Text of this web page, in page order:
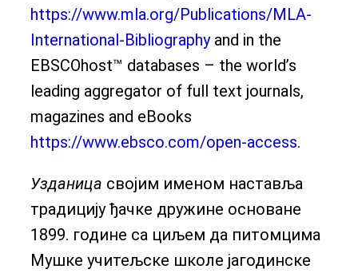
https://www.mla.org/Publications/MLA-
International-Bibliographyand in the
EBSCOhost™ databases – the world’s
leading aggregator of full text journals,
magazines and eBooks
https://www.ebsco.com/open-access.
Узданица својим именом наставља
традицију ђачке дружине основане
1899. године са циљем да питомцима
Мушке учитељске школе јагодинске